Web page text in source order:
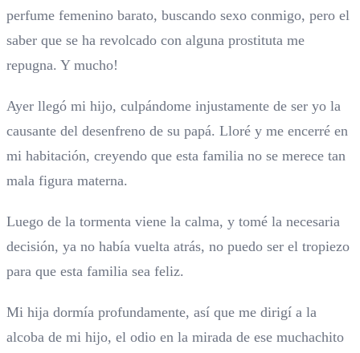
perfume femenino barato, buscando sexo conmigo, pero el
saber que se ha revolcado con alguna prostituta me
repugna. Y mucho!
Ayer llegó mi hijo, culpándome injustamente de ser yo la
causante del desenfreno de su papá. Lloré y me encerré en
mi habitación, creyendo que esta familia no se merece tan
mala figura materna.
Luego de la tormenta viene la calma, y tomé la necesaria
decisión, ya no había vuelta atrás, no puedo ser el tropiezo
para que esta familia sea feliz.
Mi hija dormía profundamente, así que me dirigí a la
alcoba de mi hijo, el odio en la mirada de ese muchachito